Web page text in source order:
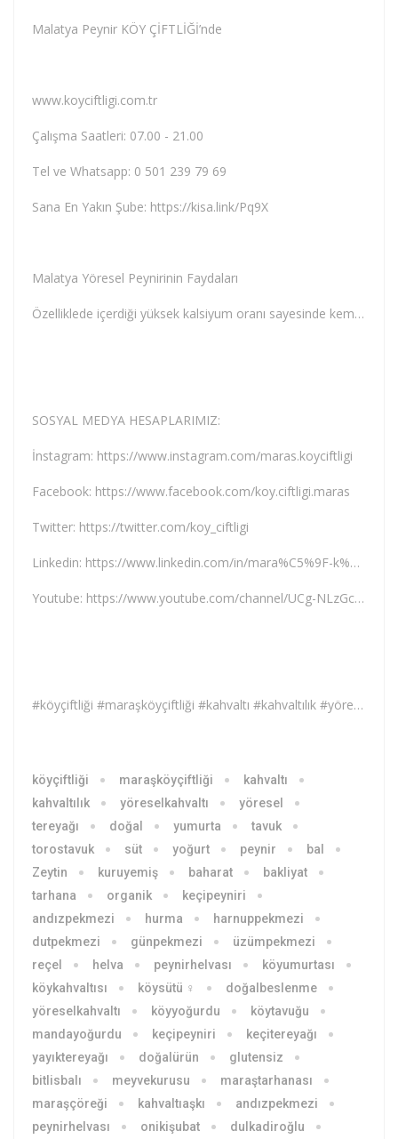
Malatya Peynir KÖY ÇİFTLİĞİ’nde
www.koyciftligi.com.tr
Çalışma Saatleri: 07.00 - 21.00
Tel ve Whatsapp: 0 501 239 79 69
Sana En Yakın Şube: https://kisa.link/Pq9X
Malatya Yöresel Peynirinin Faydaları
Özelliklede içerdiği yüksek kalsiyum oranı sayesinde kemik gelişimini destekliyor. Bu özelliği sayesinde çocuklara çok fazla yediriliyor. Ayrıca vücudun sağlıklı bir şekilde fonksiyonlarını yerine getirebilmesi için gerekli olan B vitamini desteğini de sağlamaktadır.
SOSYAL MEDYA HESAPLARIMIZ:
İnstagram: https://www.instagram.com/maras.koyciftligi
Facebook: https://www.facebook.com/koy.ciftligi.maras
Twitter: https://twitter.com/koy_ciftligi
Linkedin: https://www.linkedin.com/in/mara%C5%9F-k%C3%B6y-%C3%A7iftli%C4%9Fi
Youtube: https://www.youtube.com/channel/UCg-NLzGcJiG8uycxYwwqVKg
#köyçiftliği #maraşköyçiftliği #kahvaltı #kahvaltılık #yöreselkahvaltı #yöresel #tereyağı #doğal #yumurta #tavuk #süt #yoğurt #peynir #bal #Zeytin #kuruyemiş #baharat #bakliyat #tarhana #organik #köyyumurtası #köytavuğu #keçipeyniri #maraş #malatyapeynir
köyçiftliği maraşköyçiftliği
kahvaltı
kahvaltılık
yöreselkahvaltı
yöresel
tereyağı
doğal yumurta
tavuk
torostavuk
süt yoğurt peynir
bal
Zeytin
kuruyemiş baharat
bakliyat
tarhana
organik
keçipeyniri
andızpekmezi
hurma
harnuppekmezi
dutpekmezi
günpekmezi
üzümpekmezi
reçel
helva peynirhelvası
köyumurtası
köykahvaltısı
köysütü ♀
doğalbeslenme
yöreselkahvaltı
köyyoğurdu
köytavuğu
mandayoğurdu
keçipeyniri
keçitereyağı
yayıktereyağı
doğalürün
glutensiz
bitlisbalı
meyvekurusu
maraştarhanası
maraşçöreği
kahvaltıaşkı
andızpekmezi
peynirhelvası
onikişubat dulkadiroğlu